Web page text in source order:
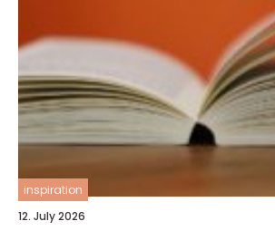
inspiration
12. July 2026